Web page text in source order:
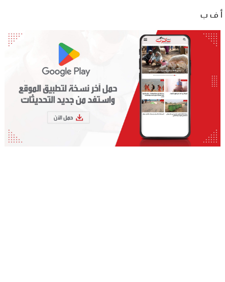
أ ف ب